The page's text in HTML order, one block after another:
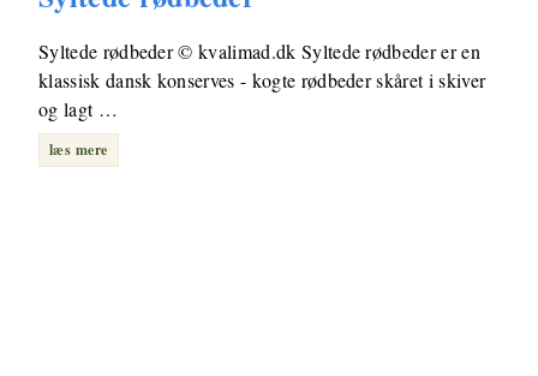
Syltede rødbeder © kvalimad.dk Syltede rødbeder er en
klassisk dansk konserves - kogte rødbeder skåret i skiver
og lagt …
læs mere